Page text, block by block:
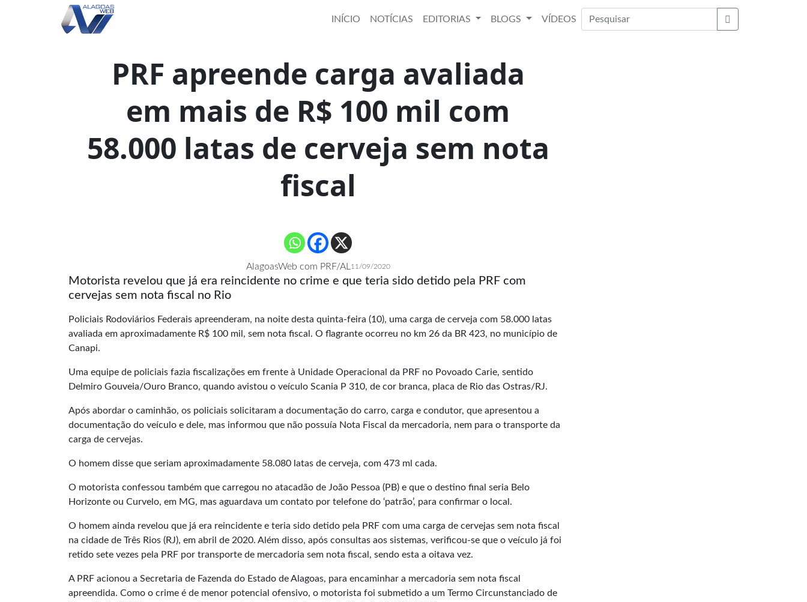
INÍCIO NOTÍCIAS EDITORIAS BLOGS
VÍDEOS
Buscar
PRF apreende carga avaliada
em mais de R$ 100 mil com
58.000 latas de cerveja sem nota
fiscal
AlagoasWeb com PRF/AL 11/09/2020
Motorista revelou que já era reincidente no crime e que teria sido detido pela PRF com
cervejas sem nota fiscal no Rio
Policiais Rodoviários Federais apreenderam, na noite desta quinta-feira (10), uma carga de cerveja com 58.000 latas
avaliada em aproximadamente R$ 100 mil, sem nota fiscal. O flagrante ocorreu no km 26 da BR 423, no município de
Canapi.
Uma equipe de policiais fazia fiscalizações em frente à Unidade Operacional da PRF no Povoado Carie, sentido
Delmiro Gouveia/Ouro Branco, quando avistou o veículo Scania P 310, de cor branca, placa de Rio das Ostras/RJ.
Após abordar o caminhão, os policiais solicitaram a documentação do carro, carga e condutor, que apresentou a
documentação do veículo e dele, mas informou que não possuía Nota Fiscal da mercadoria, nem para o transporte da
carga de cervejas.
O homem disse que seriam aproximadamente 58.080 latas de cerveja, com 473 ml cada.
O motorista confessou também que carregou no atacadão de João Pessoa (PB) e que o destino final seria Belo
Horizonte ou Curvelo, em MG, mas aguardava um contato por telefone do ‘patrão’, para confirmar o local.
O homem ainda revelou que já era reincidente e teria sido detido pela PRF com uma carga de cervejas sem nota fiscal
na cidade de Três Rios (RJ), em abril de 2020. Além disso, após consultas aos sistemas, verificou-se que o veículo já foi
retido sete vezes pela PRF por transporte de mercadoria sem nota fiscal, sendo esta a oitava vez.
A PRF acionou a Secretaria de Fazenda do Estado de Alagoas, para encaminhar a mercadoria sem nota fiscal
apreendida. Como o crime é de menor potencial ofensivo, o motorista foi submetido a um Termo Circunstanciado de